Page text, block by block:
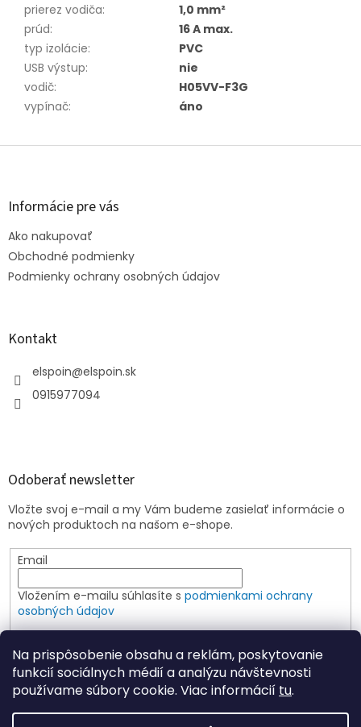
Na prispôsobenie obsahu a reklám, poskytovanie
funkcií sociálnych médií a analýzu návštevnosti
používame súbory cookie. Viac informácií tu.
prierez vodiča:
1,0 mm²
prúd:
16 A max.
typ izolácie:
PVC
USB výstup:
nie
vodič:
H05VV-F3G
vypínač: áno
Z
Informácie pre vás
Ako nakupovať
Obchodné podmienky
Podmienky ochrany osobných údajov
Kontakt
elspoin@elspoin.sk
0915977094
Odoberať newsletter
Vložte svoj e-mail a my Vám budeme zasielať informácie o
nových produktoch na našom e-shope.
Email
Vložením e-mailu súhlasíte s podmienkami ochrany
osobných údajov
PRIHLÁSIŤ SA